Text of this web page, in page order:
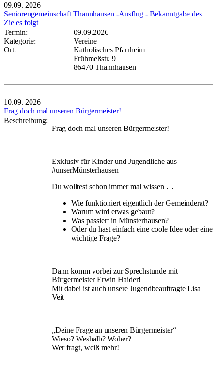
09.09. 2026
Seniorengemeinschaft Thannhausen -Ausflug - Bekanntgabe des
Zieles folgt
Termin:
09.09.2026
Kategorie:
Vereine
Ort:
Katholisches Pfarrheim
Frühmeßstr. 9
86470 Thannhausen
10.09. 2026
Frag doch mal unseren Bürgermeister!
Beschreibung:
Frag doch mal unseren Bürgermeister!
Exklusiv für Kinder und Jugendliche aus
#unserMünsterhausen
Du wolltest schon immer mal wissen …
Wie funktioniert eigentlich der Gemeinderat?
Warum wird etwas gebaut?
Was passiert in Münsterhausen?
Oder du hast einfach eine coole Idee oder eine
wichtige Frage?
Dann komm vorbei zur Sprechstunde mit
Bürgermeister Erwin Haider!
Mit dabei ist auch unsere Jugendbeauftragte Lisa
Veit
„Deine Frage an unseren Bürgermeister“
Wieso? Weshalb? Woher?
Wer fragt, weiß mehr!